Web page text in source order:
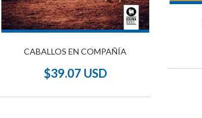
CABALLOS EN COMPAÑÍA
$39.07 USD